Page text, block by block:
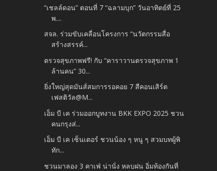
“เชลล์ดอน” ตอนที่ 7 “ฉลามบุก” วันอาทิตย์ที่ 25
พ....
สจล. ร่วมขับเคลื่อนโครงการ “นวัตกรรมสื่อ
สร้างสรรค์...
ตรวจสุขภาพฟรี! กับ “คาราวานตรวจสุขภาพ 1
ล้านคน” 30...
ยิ่งใหญ่สุดมันส์สมการรอคอย 7 สีคอนเสิร์ต
เฟสติวัล@M...
เอ็ม บี เค ร่วมออกบูทงาน BKK EXPO 2025 ชวน
คนกรุงส่...
เอ็ม บี เค เซ็นเตอร์ ชวนน้อง ๆ หนู ๆ สวมบทผู้พิ
ทัก...
ชวนมาลอง 3 คาเฟ่ น่านั่ง หลบฝน อิ่มท้องกันที่